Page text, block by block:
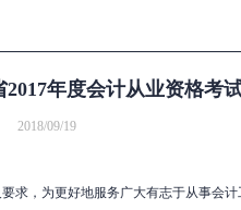
年度会计从业资格考
2018/09/19
求，为更好地服务广大有志于从事会